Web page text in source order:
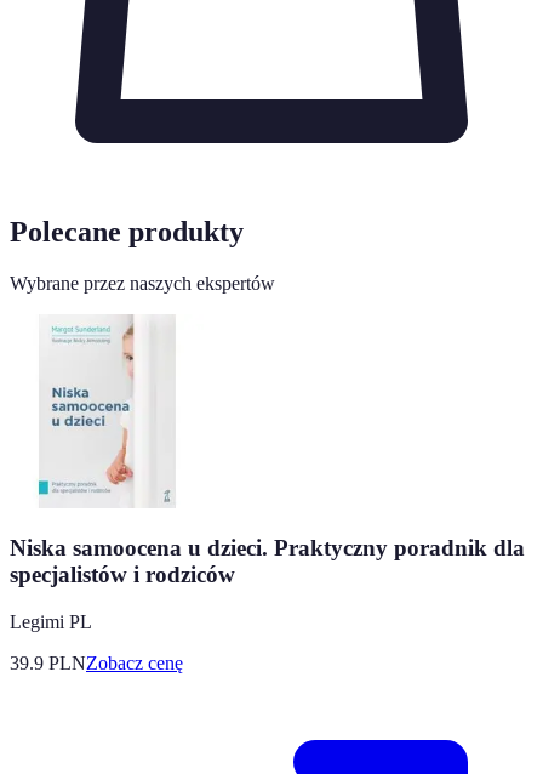
Polecane produkty
Wybrane przez naszych ekspertów
Niska samoocena u dzieci. Praktyczny poradnik dla
specjalistów i rodziców
Legimi PL
39.9 PLNZobacz cenę